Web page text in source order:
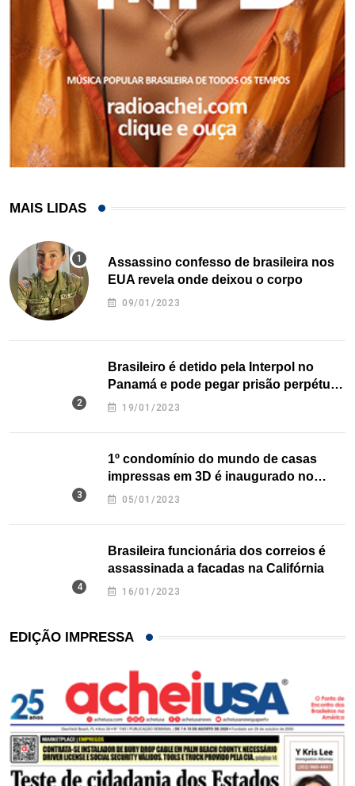
MAIS LIDAS
Assassino confesso de brasileira nos
EUA revela onde deixou o corpo
09/01/2023
Brasileiro é detido pela Interpol no
Panamá e pode pegar prisão perpétua
nos EUA
19/01/2023
1º condomínio do mundo de casas
impressas em 3D é inaugurado no
Texas
05/01/2023
Brasileira funcionária dos correios é
assassinada a facadas na Califórnia
16/01/2023
EDIÇÃO IMPRESSA